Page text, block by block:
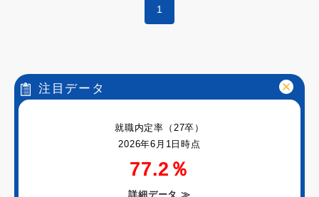
1
注目データ
就職内定率（27卒）
2026年6月1日時点
77.2％
詳細データ ≫